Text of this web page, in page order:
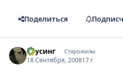
Поделиться
Каусинг Старожилы
18 Сентября, 200817 г